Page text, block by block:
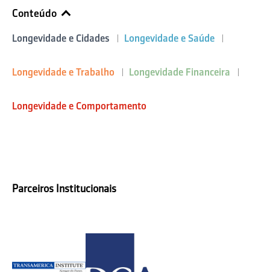
Conteúdo
Longevidade e Cidades Longevidade e Saúde
Longevidade e Trabalho Longevidade Financeira
Longevidade e Comportamento
Parceiros Institucionais